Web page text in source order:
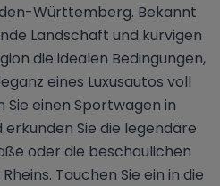
Württemberg. Bekannt
Landschaft und kurvigen
die idealen Bedingungen,
eines Luxusautos voll
Sie einen Sportwagen in
Sie die legendäre
oder die beschaulichen
Tauchen Sie ein in die